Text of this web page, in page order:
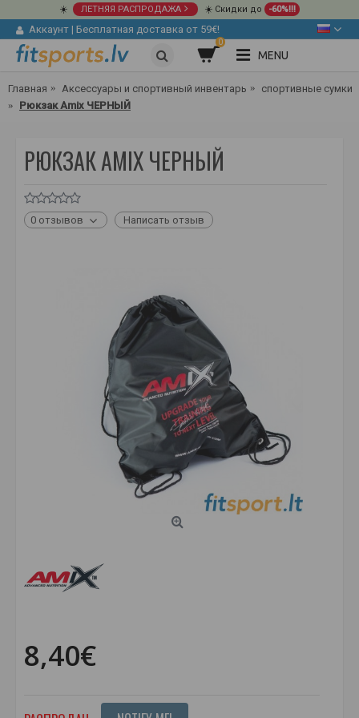
☀️ ЛЕТНЯЯ РАСПРОДАЖА ☀️ Скидки до -60%!!!
Аккаунт | Бесплатная доставка от 59€!
0
MENU
Главная Аксессуары и спортивный инвентарь
спортивные сумки
Рюкзак Amix ЧЕРНЫЙ
РЮКЗАК AMIX ЧЕРНЫЙ
0 отзывов Написать отзыв
8,40€